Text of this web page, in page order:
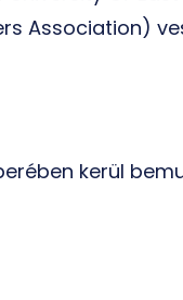
Association)
kerül